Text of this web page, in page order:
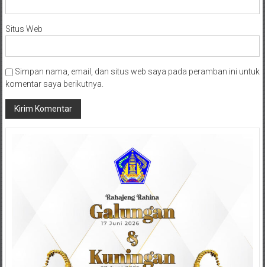
Situs Web
Simpan nama, email, dan situs web saya pada peramban ini untuk
komentar saya berikutnya.